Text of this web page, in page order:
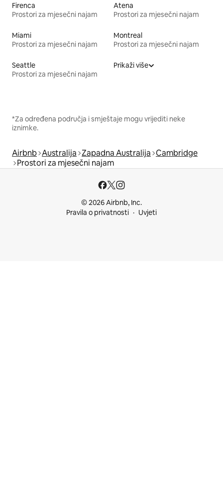
Firenca
Prostori za mjesečni najam
Atena
Prostori za mjesečni najam
Miami
Prostori za mjesečni najam
Montreal
Prostori za mjesečni najam
Seattle
Prostori za mjesečni najam
Prikaži više
*Za određena područja i smještaje mogu vrijediti neke
iznimke.
Airbnb Australija Zapadna Australija Cambridge
Prostori za mjesečni najam
© 2026 Airbnb, Inc.
Pravila o privatnosti
Uvjeti